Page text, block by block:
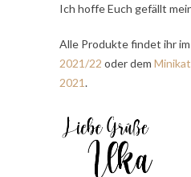
Ich hoffe Euch gefällt
Alle Produkte findet ihr im
2021/22 oder dem
2021.